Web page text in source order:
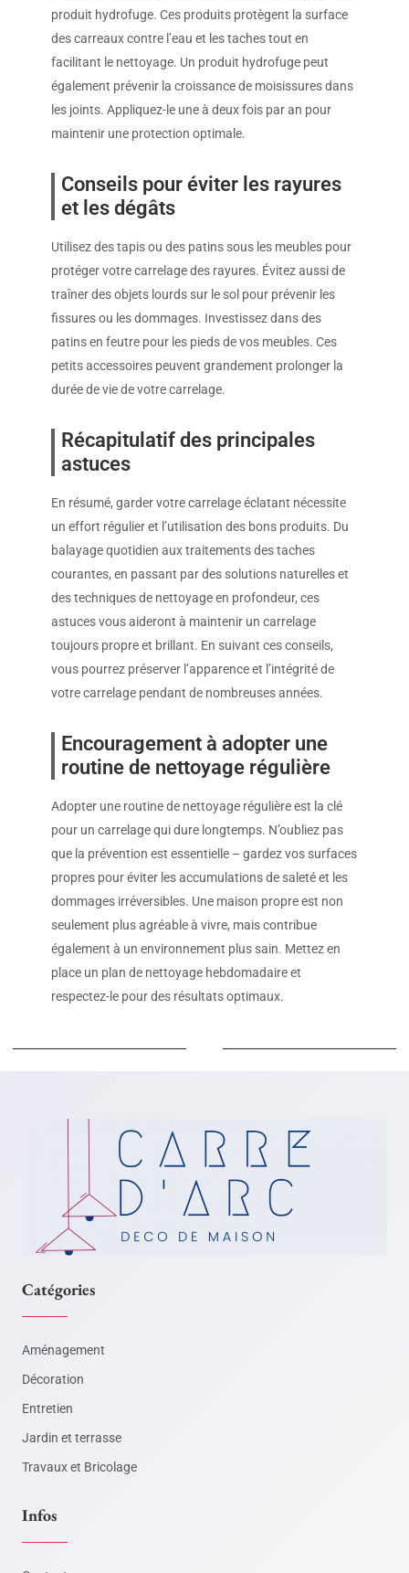
produit hydrofuge. Ces produits protègent la surface
des carreaux contre l’eau et les taches tout en
facilitant le nettoyage. Un produit hydrofuge peut
également prévenir la croissance de moisissures dans
les joints. Appliquez-le une à deux fois par an pour
maintenir une protection optimale.
Conseils pour éviter les rayures
et les dégâts
Utilisez des tapis ou des patins sous les meubles pour
protéger votre carrelage des rayures. Évitez aussi de
traîner des objets lourds sur le sol pour prévenir les
fissures ou les dommages. Investissez dans des
patins en feutre pour les pieds de vos meubles. Ces
petits accessoires peuvent grandement prolonger la
durée de vie de votre carrelage.
Récapitulatif des principales
astuces
En résumé, garder votre carrelage éclatant nécessite
un effort régulier et l’utilisation des bons produits. Du
balayage quotidien aux traitements des taches
courantes, en passant par des solutions naturelles et
des techniques de nettoyage en profondeur, ces
astuces vous aideront à maintenir un carrelage
toujours propre et brillant. En suivant ces conseils,
vous pourrez préserver l’apparence et l’intégrité de
votre carrelage pendant de nombreuses années.
Encouragement à adopter une
routine de nettoyage régulière
Adopter une routine de nettoyage régulière est la clé
pour un carrelage qui dure longtemps. N’oubliez pas
que la prévention est essentielle – gardez vos surfaces
propres pour éviter les accumulations de saleté et les
dommages irréversibles. Une maison propre est non
seulement plus agréable à vivre, mais contribue
également à un environnement plus sain. Mettez en
place un plan de nettoyage hebdomadaire et
respectez-le pour des résultats optimaux.
Catégories
Aménagement
Décoration
Entretien
Jardin et terrasse
Travaux et Bricolage
Infos